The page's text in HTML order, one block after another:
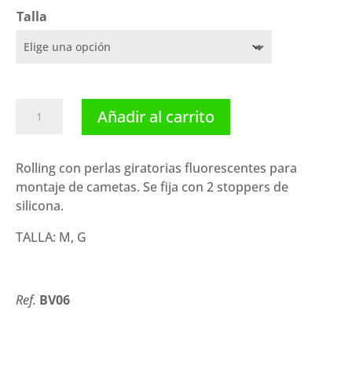
Talla
emerillón
cantidad
Añadir al carrito
Rolling con perlas giratorias fluorescentes para
montaje de cametas. Se fija con 2 stoppers de
silicona.
TALLA: M, G
Ref. BV06